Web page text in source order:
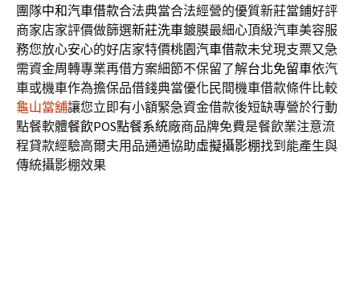
團隊中和汽車借款合法典當合法經營的優質新莊當鋪好評
商家店家評價做篩選新莊洗車鍍膜最細心頂級汽車美容服
務您放心安心的好店家特價桃園汽車借款未兌現支票又急
需資金周轉專業再借方案細節不保留了解台北免留車依汽
車或機車作為擔保品借錢典當優化民間機車借款條件比較
龜山當舖讓您立即有小額緊急資金借款後短缺專營於行動
點餐軟體餐飲POS點餐系統廠商品牌免費是餐飲業注意流
程貸款經驗高爾夫用品通通協助虛擬攝影棚找到能產生與
傳統攝影棚效果